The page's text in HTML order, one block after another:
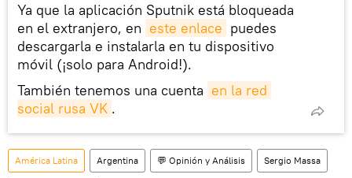
Ya que la aplicación Sputnik está bloqueada
en el extranjero, en este enlace puedes
descargarla e instalarla en tu dispositivo
móvil (¡solo para Android!).
También tenemos una cuenta en la red
social rusa VK .
América Latina Argentina 💬 Opinión y Análisis Sergio Massa